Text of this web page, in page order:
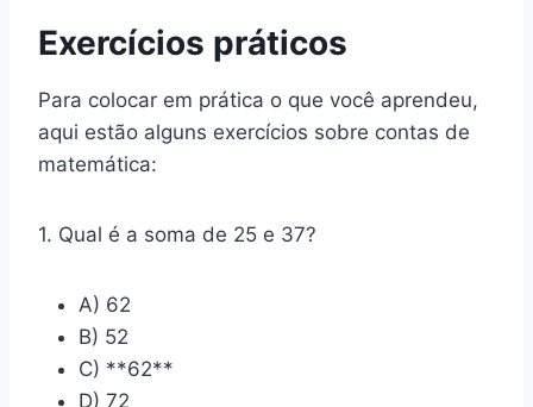
Exercícios práticos
Para colocar em prática o que você aprendeu,
aqui estão alguns exercícios sobre contas de
matemática:
1. Qual é a soma de 25 e 37?
A) 62
B) 52
C) **62**
D) 72